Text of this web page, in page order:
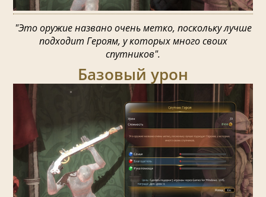
"Это оружие названо очень метко, поскольку лучше
подходит Героям, у которых много своих
спутников".
Базовый урон